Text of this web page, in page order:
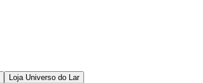
Loja Universo do Lar